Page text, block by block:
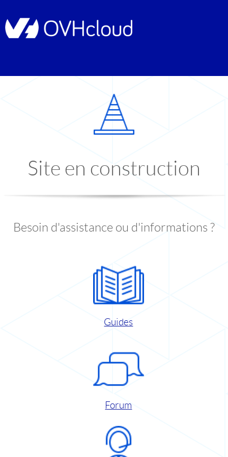
Site en construction
Besoin d'assistance ou d'informations ?
Guides
Forum